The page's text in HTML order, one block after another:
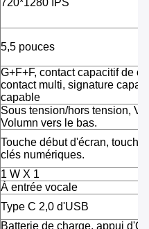
720*1280 IPS
5,5 pouces
G+F+F, contact capacitif de
contact multi, signature
capable
Sous tension/hors tension,
Volumn vers le bas.
Touche début d'écran, touche
clés numériques.
1 W X 1
À entrée vocale
Type C 2,0 d'USB
Batterie de charge, appui